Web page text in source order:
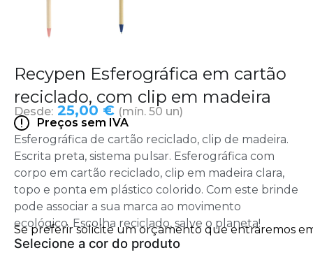
Recypen Esferográfica em cartão
reciclado, com clip em madeira
Desde: 25,00 € (mín. 50 un)
Preços sem IVA
Esferográfica de cartão reciclado, clip de madeira.
Escrita preta, sistema pulsar. Esferográfica com
corpo em cartão reciclado, clip em madeira clara,
topo e ponta em plástico colorido. Com este brinde
pode associar a sua marca ao movimento
ecológico. Escolha reciclado, salve o planeta!